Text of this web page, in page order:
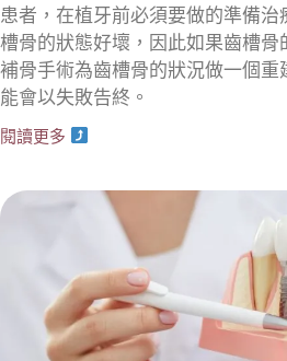
患者，在植牙前必須要做的準備
槽骨的狀態好壞，因此如果齒槽
補骨手術為齒槽骨的狀況做一個
能會以失敗告終。
閱讀更多